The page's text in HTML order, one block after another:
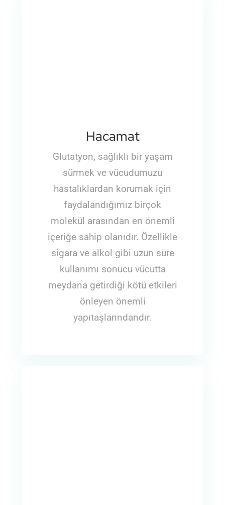
Hacamat
Glutatyon, sağlıklı bir yaşam
sürmek ve vücudumuzu
hastalıklardan korumak için
faydalandığımız birçok
molekül arasından en önemli
içeriğe sahip olanıdır. Özellikle
sigara ve alkol gibi uzun süre
kullanımı sonucu vücutta
meydana getirdiği kötü etkileri
önleyen önemli
yapıtaşlarındandır.